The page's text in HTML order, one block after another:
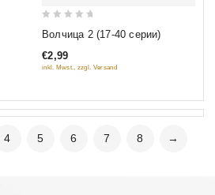
of
Волчица 2 (17-40 серии)
€2,99
inkl. Mwst., zzgl. Versand
4 5 6 7 8 →